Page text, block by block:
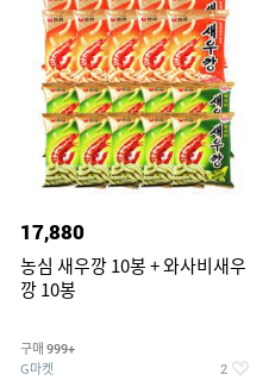
17,880
농심 새우깡 10봉 + 와사비새우
깡 10봉
구매 999+
G마켓 2